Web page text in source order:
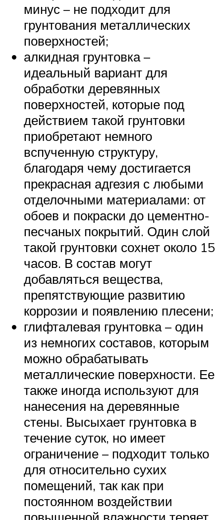
минус – не подходит для
грунтования металлических
поверхностей;
алкидная грунтовка –
идеальный вариант для
обработки деревянных
поверхностей, которые под
действием такой грунтовки
приобретают немного
вспученную структуру,
благодаря чему достигается
прекрасная адгезия с любыми
отделочными материалами: от
обоев и покраски до цементно-
песчаных покрытий. Один слой
такой грунтовки сохнет около 15
часов. В состав могут
добавляться вещества,
препятствующие развитию
коррозии и появлению плесени;
глифталевая грунтовка – один
из немногих составов, которым
можно обрабатывать
металлические поверхности. Ее
также иногда используют для
нанесения на деревянные
стены. Высыхает грунтовка в
течение суток, но имеет
ограничение – подходит только
для относительно сухих
помещений, так как при
постоянном воздействии